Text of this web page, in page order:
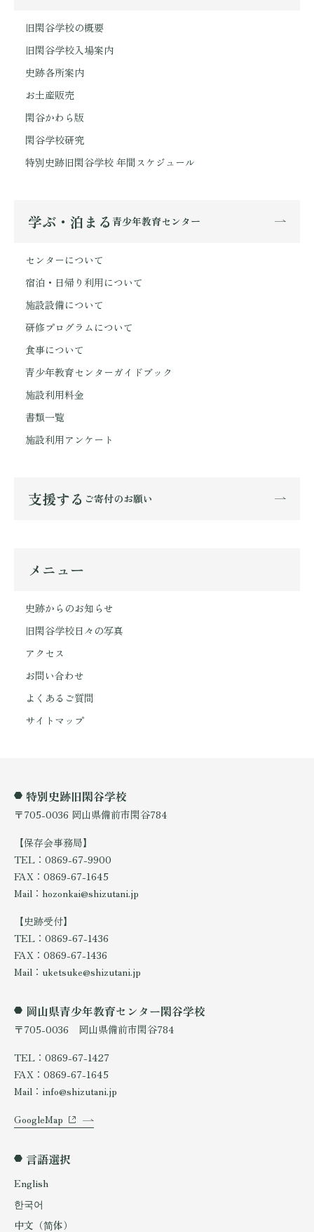
旧閑谷学校の概要
旧閑谷学校入場案内
史跡各所案内
お土産販売
閑谷かわら版
閑谷学校研究
特別史跡旧閑谷学校 年間スケジュール
学ぶ・泊まる 青少年教育センター
センターについて
宿泊・日帰り利用について
施設設備について
研修プログラムについて
食事について
青少年教育センターガイドブック
施設利用料金
書類一覧
施設利用アンケート
支援する ご寄付のお願い
メニュー
史跡からのお知らせ
旧閑谷学校日々の写真
アクセス
お問い合わせ
よくあるご質問
サイトマップ
特別史跡旧閑谷学校
〒705-0036 岡山県備前市閑谷784
【保存会事務局】
TEL：0869-67-9900
FAX：0869-67-1645
Mail：hozonkai@shizutani.jp
【史跡受付】
TEL：0869-67-1436
FAX：0869-67-1436
Mail：uketsuke@shizutani.jp
岡山県青少年教育センター閑谷学校
〒705-0036 岡山県備前市閑谷784
TEL：0869-67-1427
FAX：0869-67-1645
Mail：info@shizutani.jp
GoogleMap
言語選択
English
한국어
中文（简体）